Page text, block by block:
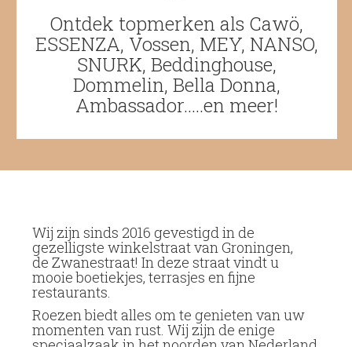
Ontdek topmerken als Cawö,
ESSENZA, Vossen, MEY, NANSO,
SNURK, Beddinghouse,
Dommelin, Bella Donna,
Ambassador.....en meer!
Wij zijn sinds 2016 gevestigd in de
gezelligste winkelstraat van Groningen,
de Zwanestraat! In deze straat vindt u
mooie boetiekjes, terrasjes en fijne
restaurants.
Roezen biedt alles om te genieten van uw
momenten van rust. Wij zijn de enige